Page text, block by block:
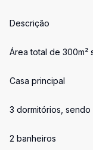
Descrição
Área total de 300m²
Casa principal
3 dormitórios, sendo
2 banheiros